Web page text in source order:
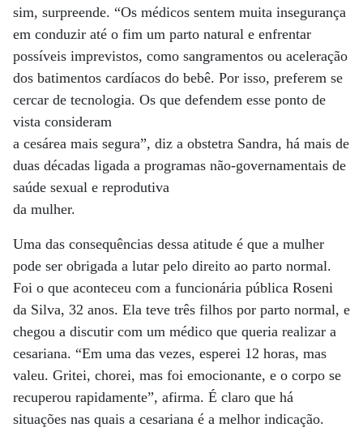
sim, surpreende. “Os médicos sentem muita insegurança
em conduzir até o fim um parto natural e enfrentar
possíveis imprevistos, como sangramentos ou aceleração
dos batimentos cardíacos do bebê. Por isso, preferem se
cercar de tecnologia. Os que defendem esse ponto de
vista consideram
a cesárea mais segura”, diz a obstetra Sandra, há mais de
duas décadas ligada a programas não-governamentais de
saúde sexual e reprodutiva
da mulher.
Uma das consequências dessa atitude é que a mulher
pode ser obrigada a lutar pelo direito ao parto normal.
Foi o que aconteceu com a funcionária pública Roseni
da Silva, 32 anos. Ela teve três filhos por parto normal, e
chegou a discutir com um médico que queria realizar a
cesariana. “Em uma das vezes, esperei 12 horas, mas
valeu. Gritei, chorei, mas foi emocionante, e o corpo se
recuperou rapidamente”, afirma. É claro que há
situações nas quais a cesariana é a melhor indicação.